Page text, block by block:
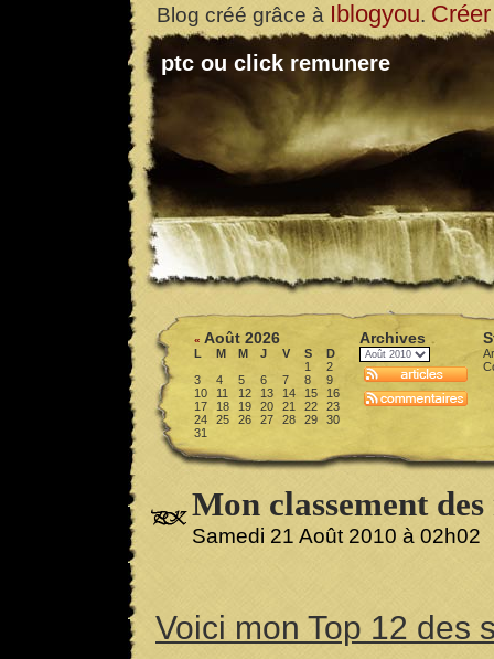
Blog créé grâce à Iblogyou.
ptc ou click remunere
« Août 2026
L M M J V S
D
1
2
3
4 5 6 7 8
9
10
11 12 13 14 15
16
17
18 19 20 21 22
23
24
25 26 27 28 29
30
31
Archives
Mon classement
Samedi 21 Août 2010 à 02h02
Voici mon Top 12 des